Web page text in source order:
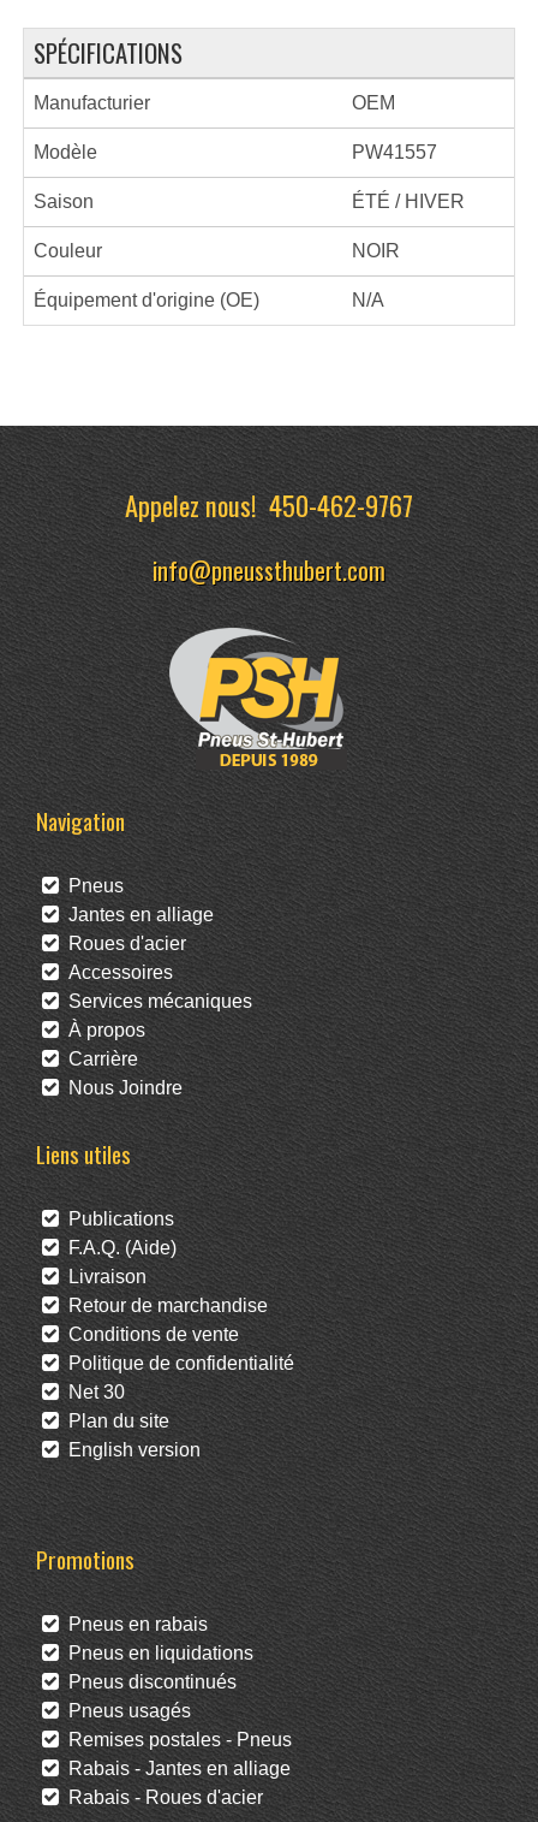
SPÉCIFICATIONS
Manufacturier OEM
Modèle PW41557
Saison ÉTÉ / HIVER
Couleur NOIR
Équipement d'origine (OE) N/A
Appelez nous!450-462-9767
info@pneussthubert.com
Navigation
Pneus
Jantes en alliage
Roues d'acier
Accessoires
Services mécaniques
À propos
Carrière
Nous Joindre
Liens utiles
Publications
F.A.Q. (Aide)
Livraison
Retour de marchandise
Conditions de vente
Politique de confidentialité
Net 30
Plan du site
English version
Promotions
Pneus en rabais
Pneus en liquidations
Pneus discontinués
Pneus usagés
Remises postales - Pneus
Rabais - Jantes en alliage
Rabais - Roues d'acier